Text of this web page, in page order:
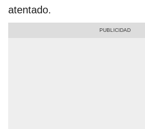
atentado.